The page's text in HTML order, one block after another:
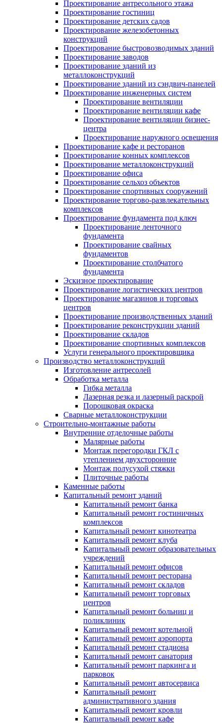
Проектирование антресольного этажа
Проектирование гостиниц
Проектирование детских садов
Проектирование железобетонных
конструкций
Проектирование быстровозводимых зданий
Проектирование заводов
Проектирование зданий из
металлоконструкций
Проектирование зданий из сэндвич-панелей
Проектирование инженерных систем
Проектирование вентиляции
Проектирование вентиляции кафе
Проектирование вентиляции бизнес-
центра
Проектирование наружного освещения
Проектирование кафе и ресторанов
Проектирование конных комплексов
Проектирование металлоконструкций
Проектирование офиса
Проектирование сельхоз объектов
Проектирование спортивных сооружений
Проектирование торгово-развлекательных
комплексов
Проектирование фундамента под ключ
Проектирование ленточного
фундамента
Проектирование свайных
фундаментов
Проектирование столбчатого
фундамента
Эскизное проектирование
Проектирование логистических центров
Проектирование магазинов и торговых
центров
Проектирование производственных зданий
Проектирование реконструкции зданий
Проектирование складов
Проектирование спортивных комплексов
Услуги генерального проектировщика
Производство металлоконструкций
Изготовление антресолей
Обработка металла
Гибка металла
Лазерная резка и лазерный раскрой
Порошковая окраска
Сварные металлоконструкции
Строительно-монтажные работы
Внутренние отделочные работы
Малярные работы
Монтаж перегородки ГКЛ с
утеплением двухсторонние
Монтаж полусухой стяжки
Плиточные работы
Каменные работы
Капитальный ремонт зданий
Капитальный ремонт банка
Капитальный ремонт гостиничных
комплексов
Капитальный ремонт кинотеатра
Капитальный ремонт клуба
Капитальный ремонт образовательных
учреждений
Капитальный ремонт офисов
Капитальный ремонт ресторана
Капитальный ремонт складов
Капитальный ремонт торговых
центров
Капитальный ремонт больниц и
поликлиник
Капитальный ремонт котельной
Капитальный ремонт аэропорта
Капитальный ремонт стадиона
Капитальный ремонт санатория
Капитальный ремонт паркинга и
парковок
Капитальный ремонт автосервиса
Капитальный ремонт
административного здания
Капитальный ремонт кровли
Капитальный ремонт кафе